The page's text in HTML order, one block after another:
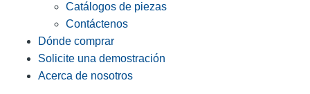
Catálogos de piezas
Contáctenos
Dónde comprar
Solicite una demostración
Acerca de nosotros